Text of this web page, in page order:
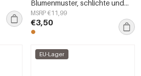
Blumenmuster, schlichte und
lässige Serie, Damenschmuck
MSRP €11,99
€3,50
EU-Lager